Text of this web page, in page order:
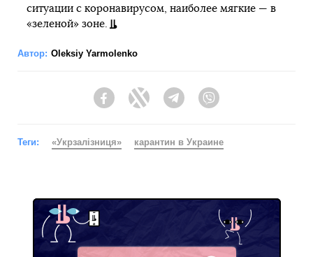
ситуации с коронавирусом, наиболее мягкие — в
«зеленой» зоне.
Автор: Oleksiy Yarmolenko
FacebookTwitter Telegram
Теги: «Укрзалізниця» карантин в Украине